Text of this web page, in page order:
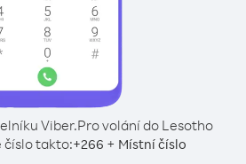
Viber.Pro volání do Lesotho
číslo takto:+266 + Místní číslo